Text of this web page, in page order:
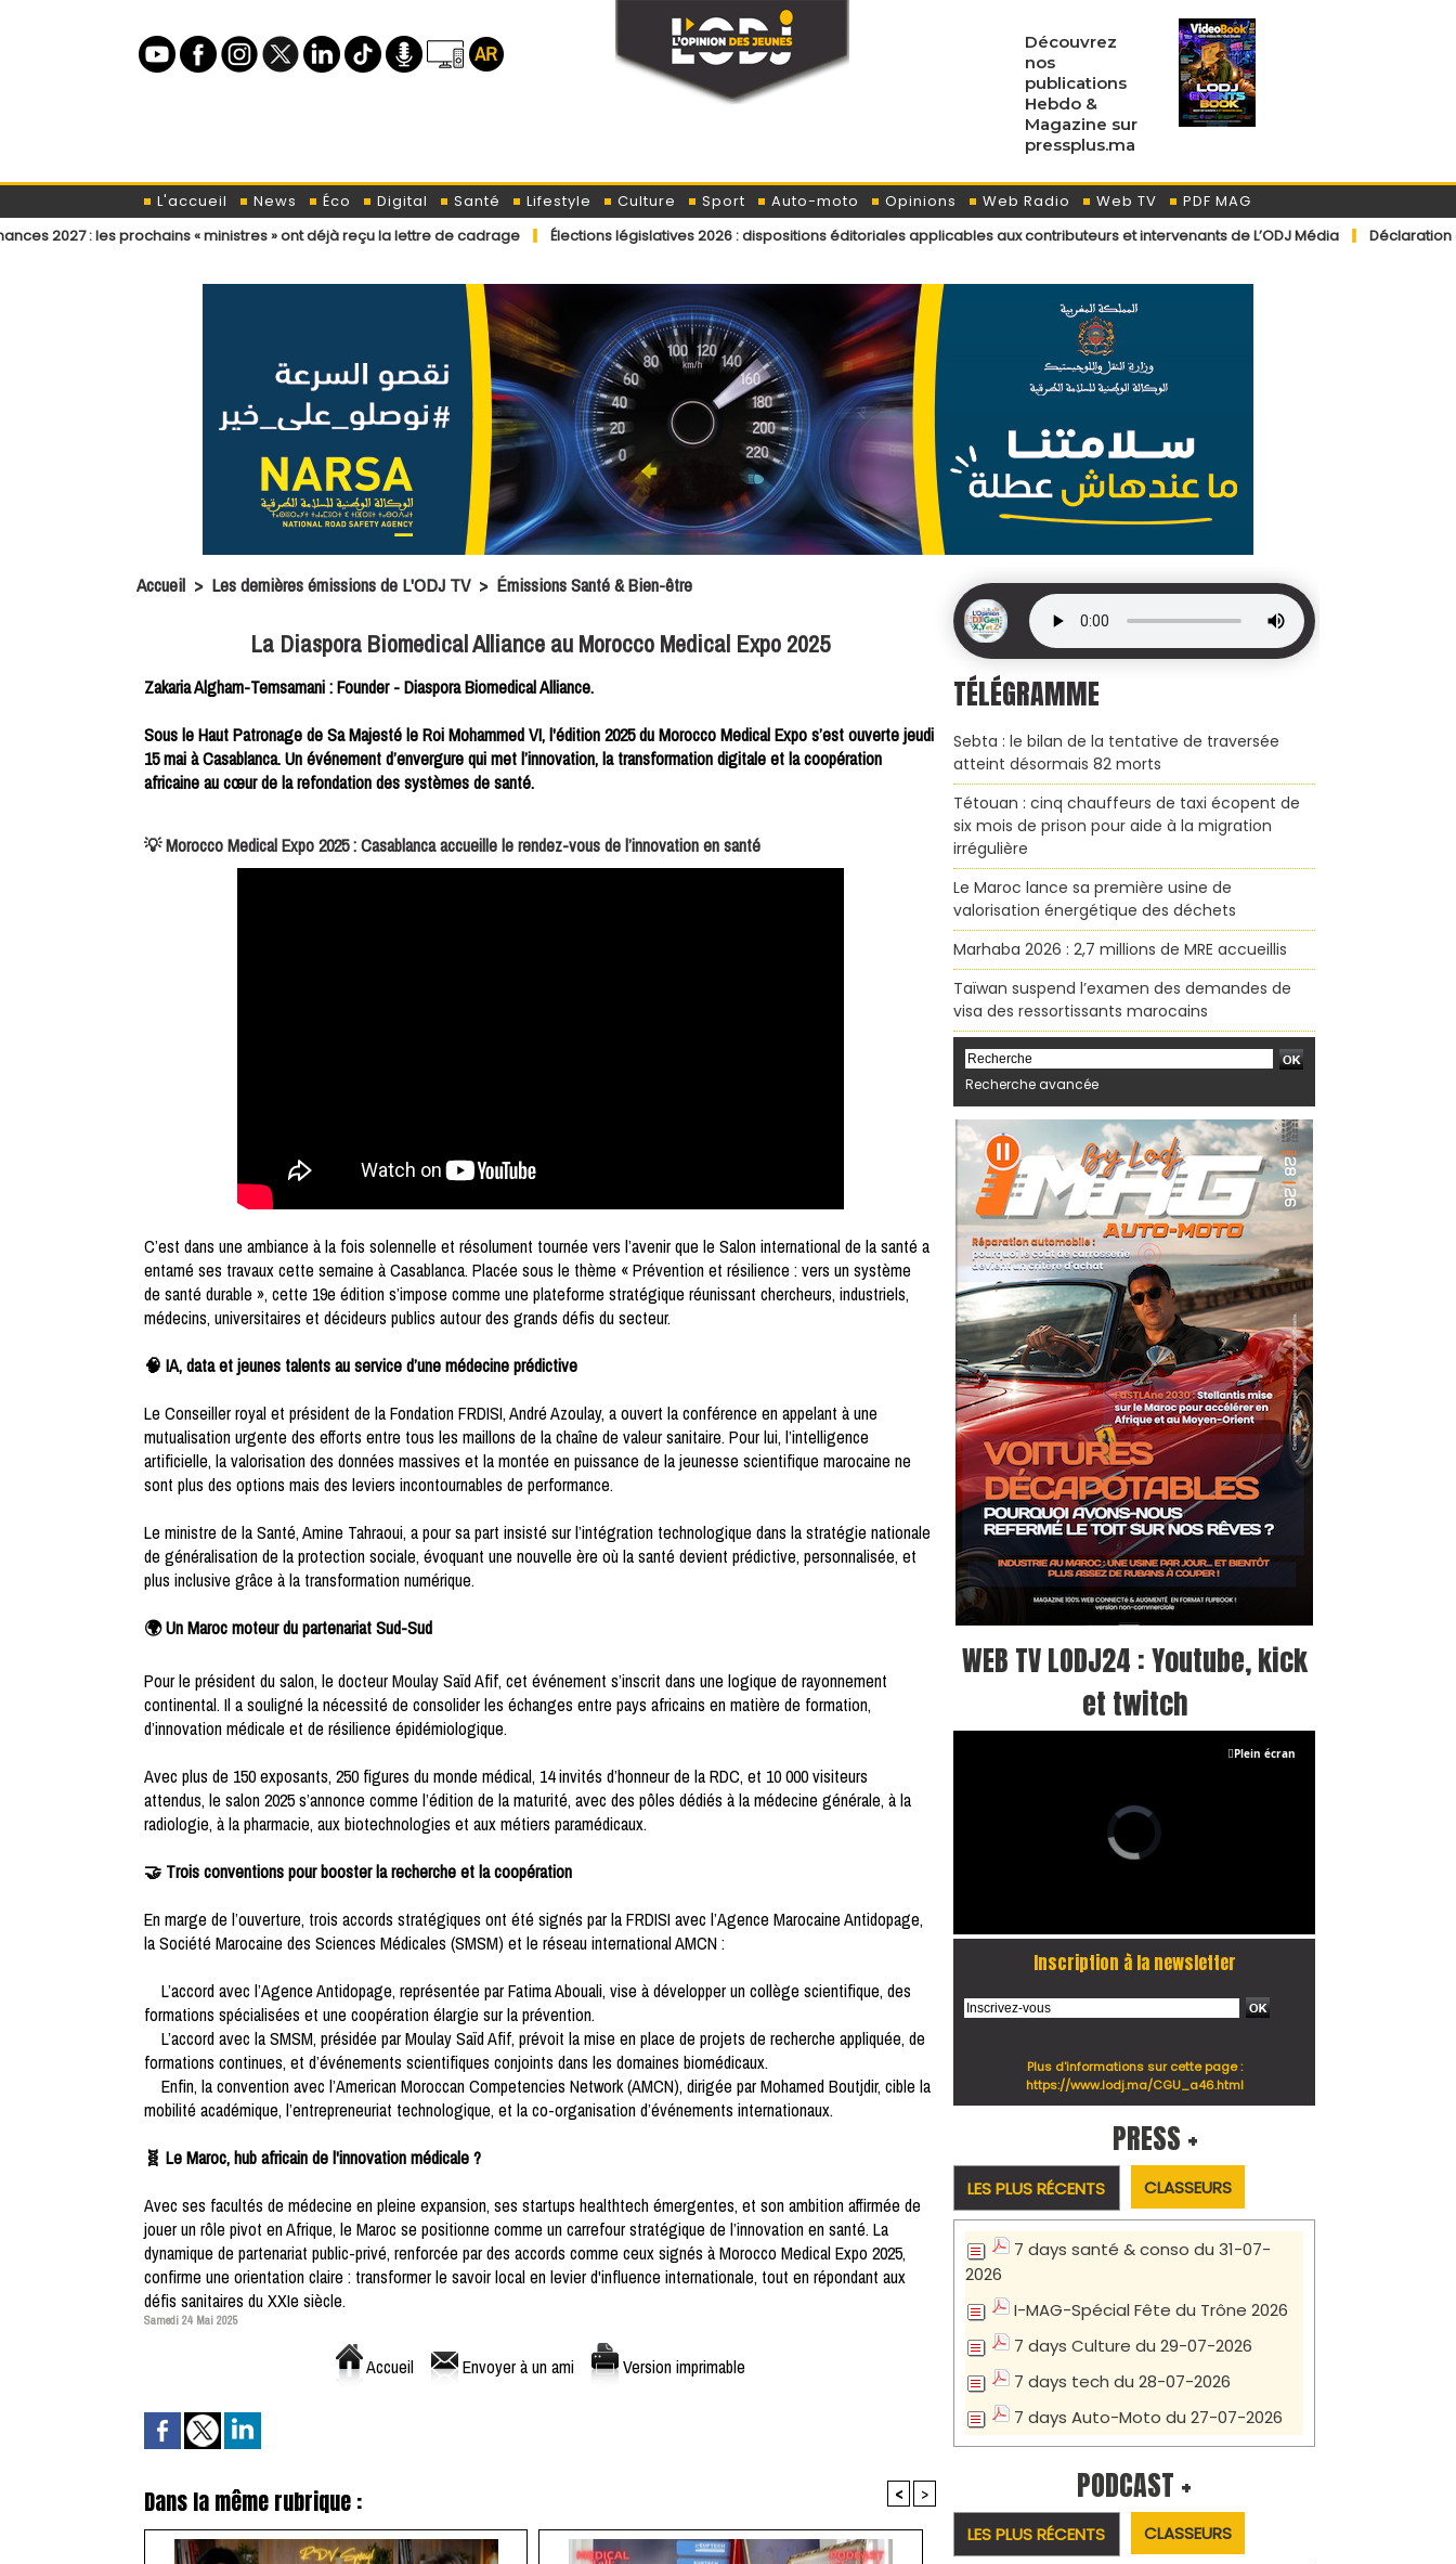
Découvrez
nos
publications
Hebdo &
Magazine sur
pressplus.ma
L'accueil News Éco Digital Santé Lifestyle Culture Sport Auto-moto Opinions Web Radio Web TV
PDF MAG
prochains « ministres » ont déjà reçu la lettre de cadrage
Élections législatives 2026 : dispositions éditoriales applicables aux contributeurs et intervenants de L’ODJ Média Déclaration du porte-parole
Accueil > Les dernières émissions de L'ODJ TV > Émissions Santé & Bien-être
La Diaspora Biomedical Alliance au Morocco Medical Expo 2025
Zakaria Algham-Temsamani : Founder - Diaspora Biomedical Alliance.
Sous le Haut Patronage de Sa Majesté le Roi Mohammed VI, l'édition 2025 du Morocco Medical Expo s’est ouverte jeudi
15 mai à Casablanca. Un événement d’envergure qui met l’innovation, la transformation digitale et la coopération
africaine au cœur de la refondation des systèmes de santé.
💡 Morocco Medical Expo 2025 : Casablanca accueille le rendez-vous de l’innovation en santé
C’est dans une ambiance à la fois solennelle et résolument tournée vers l’avenir que le Salon international de la santé a
entamé ses travaux cette semaine à Casablanca. Placée sous le thème « Prévention et résilience : vers un système
de santé durable », cette 19e édition s’impose comme une plateforme stratégique réunissant chercheurs, industriels,
médecins, universitaires et décideurs publics autour des grands défis du secteur.
🧠 IA, data et jeunes talents au service d’une médecine prédictive
Le Conseiller royal et président de la Fondation FRDISI, André Azoulay, a ouvert la conférence en appelant à une
mutualisation urgente des efforts entre tous les maillons de la chaîne de valeur sanitaire. Pour lui, l’intelligence
artificielle, la valorisation des données massives et la montée en puissance de la jeunesse scientifique marocaine ne
sont plus des options mais des leviers incontournables de performance.
Le ministre de la Santé, Amine Tahraoui, a pour sa part insisté sur l’intégration technologique dans la stratégie nationale
de généralisation de la protection sociale, évoquant une nouvelle ère où la santé devient prédictive, personnalisée, et
plus inclusive grâce à la transformation numérique.
🌍 Un Maroc moteur du partenariat Sud-Sud
Pour le président du salon, le docteur Moulay Saïd Afif, cet événement s’inscrit dans une logique de rayonnement
continental. Il a souligné la nécessité de consolider les échanges entre pays africains en matière de formation,
d’innovation médicale et de résilience épidémiologique.
Avec plus de 150 exposants, 250 figures du monde médical, 14 invités d’honneur de la RDC, et 10 000 visiteurs
attendus, le salon 2025 s’annonce comme l’édition de la maturité, avec des pôles dédiés à la médecine générale, à la
radiologie, à la pharmacie, aux biotechnologies et aux métiers paramédicaux.
🤝 Trois conventions pour booster la recherche et la coopération
En marge de l’ouverture, trois accords stratégiques ont été signés par la FRDISI avec l’Agence Marocaine Antidopage,
la Société Marocaine des Sciences Médicales (SMSM) et le réseau international AMCN :
L’accord avec l’Agence Antidopage, représentée par Fatima Abouali, vise à développer un collège scientifique, des
formations spécialisées et une coopération élargie sur la prévention.
L’accord avec la SMSM, présidée par Moulay Saïd Afif, prévoit la mise en place de projets de recherche appliquée, de
formations continues, et d’événements scientifiques conjoints dans les domaines biomédicaux.
Enfin, la convention avec l’American Moroccan Competencies Network (AMCN), dirigée par Mohamed Boutjdir, cible la
mobilité académique, l’entrepreneuriat technologique, et la co-organisation d’événements internationaux.
🧬 Le Maroc, hub africain de l'innovation médicale ?
Avec ses facultés de médecine en pleine expansion, ses startups healthtech émergentes, et son ambition affirmée de
jouer un rôle pivot en Afrique, le Maroc se positionne comme un carrefour stratégique de l’innovation en santé. La
dynamique de partenariat public-privé, renforcée par des accords comme ceux signés à Morocco Medical Expo 2025,
confirme une orientation claire : transformer le savoir local en levier d'influence internationale, tout en répondant aux
défis sanitaires du XXIe siècle.
Samedi 24 Mai 2025
Accueil Envoyer à un ami Version imprimable
Dans la même rubrique : < >
TÉLÉGRAMME
Sebta : le bilan de la tentative de traversée
atteint désormais 82 morts
Tétouan : cinq chauffeurs de taxi écopent de
six mois de prison pour aide à la migration
irrégulière
Le Maroc lance sa première usine de
valorisation énergétique des déchets
Marhaba 2026 : 2,7 millions de MRE accueillis
Taïwan suspend l’examen des demandes de
visa des ressortissants marocains
Recherche avancée
WEB TV LODJ24 : Youtube, kick
et twitch
Plein écran
Inscription à la newsletter
Plus d'informations sur cette page :
https://www.lodj.ma/CGU_a46.html
PRESS +
LES PLUS RÉCENTS CLASSEURS
7 days santé & conso du 31-07-
2026
I-MAG-Spécial Fête du Trône 2026
7 days Culture du 29-07-2026
7 days tech du 28-07-2026
7 days Auto-Moto du 27-07-2026
PODCAST +
LES PLUS RÉCENTS CLASSEURS